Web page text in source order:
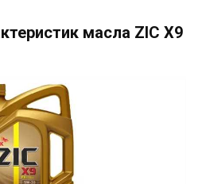
масла ZIC X9